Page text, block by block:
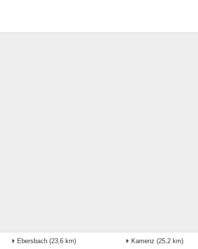
Ebersbach (23,6 km) Kamenz (25,2 km)